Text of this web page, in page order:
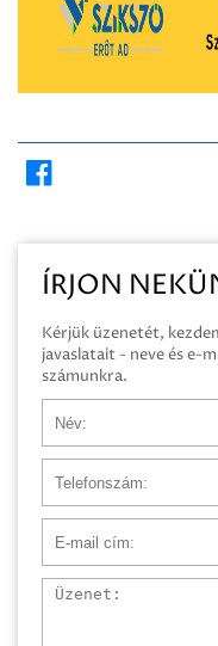
ÍRJON
Kérjük üzenetét,
javaslatait - neve és e-
számunkra.
Üzenet